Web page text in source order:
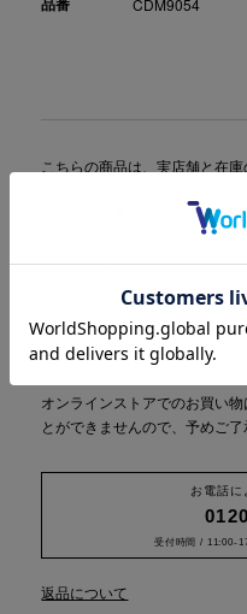
こちらの商品は、実店舗と在
際は別途ご案内をお送りしま
カートに商品を入れた段階で
が、この時点でご購入したこ
30分を過ぎますと確保は解除
い。
オンラインストアでのお買い
とができませんので、予めご了
お電話に
受付時間 / 11:00-
返品について